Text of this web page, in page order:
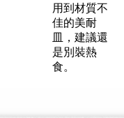
用到材質不
佳的美耐
皿，建議還
是別裝熱
食。